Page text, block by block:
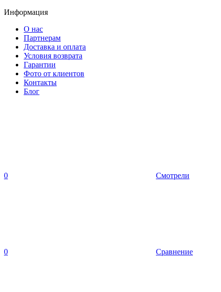
Информация
О нас
Партнерам
Доставка и оплата
Условия возврата
Гарантии
Фото от клиентов
Контакты
Блог
0 Смотрели
0 Сравнение